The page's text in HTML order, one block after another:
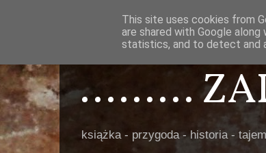
.........
książka - przygoda - historia -
This site uses cookies from
are shared with Google
statistics, and to detect and